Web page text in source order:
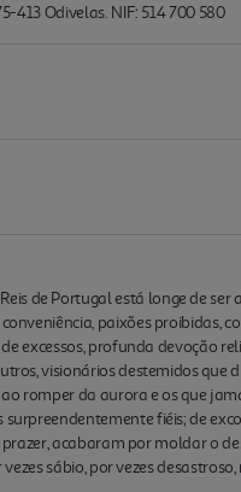
413 Odivelas. NIF: 514 700 580
de Portugal está longe de
paixões proibidas,
excessos, profunda devoção
visionários destemidos que
romper da aurora e os que
fiéis; de
acabaram por moldar o
sábio, por vezes